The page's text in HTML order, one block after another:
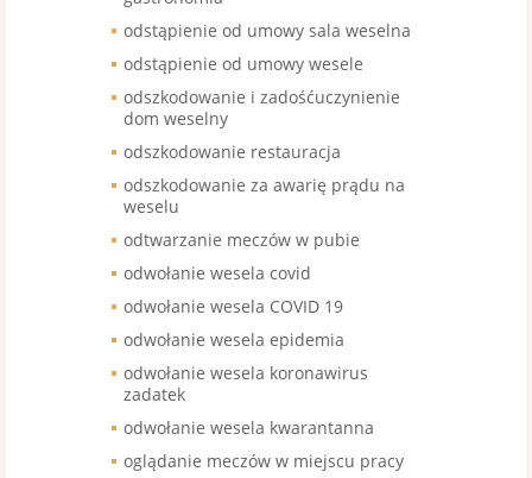
odstąpienie od umowy sala weselna
odstąpienie od umowy wesele
odszkodowanie i zadośćuczynienie
dom weselny
odszkodowanie restauracja
odszkodowanie za awarię prądu na
weselu
odtwarzanie meczów w pubie
odwołanie wesela covid
odwołanie wesela COVID 19
odwołanie wesela epidemia
odwołanie wesela koronawirus
zadatek
odwołanie wesela kwarantanna
oglądanie meczów w miejscu pracy